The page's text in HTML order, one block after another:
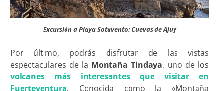
Excursión a Playa Sotavento: Cuevas de Ajuy
Por último, podrás disfrutar de las vistas
espectaculares de la Montaña Tindaya, uno de los
volcanes más interesantes que visitar en
Fuerteventura. Conocida como la «Montaña